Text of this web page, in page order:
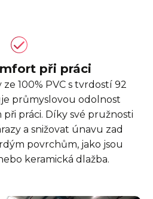
při práci
100% PVC s tvrdostí 92
průmyslovou odolnost
práci. Díky své pružnosti
a snižovat únavu zad
povrchům, jako jsou
keramická dlažba.